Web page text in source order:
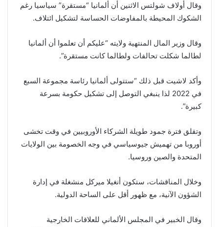
وقال أولاف شولتس الاثنين أن ألمانيا “مستقرة” سياسيا رغم
الشكوك المحيطة بالمفاوضات الحساسة لتشكيل ائتلاف.
وقال وزير المال المنتهية ولايته “عليكم أن تعلموا أن ألمانيا
لطالما شكلت تحالفات ولطالما كانت مستقرة”.
وأكد لاشيت قبل ذلك “ستتولى ألمانيا رئاسة مجموعة السبع
في 2022 لذا ينبغي التوصل إلى تشكيل حكومة بسرعة
كبيرة”.
وتقلق فترة جمود طويلة الشركاء الأوروبيين في وقت تخشى
أوروبا من تهميش جيوسياسي في وجه الخصومة بين الولايات
المتحدة والصين وروسيا.
وخلال المناقشات، ستكون أنغيلا ميركل منشغلة في إدارة
الشؤون الآنية، مع ظهور أقل على الساحة الدولية.
وقال الخبير في المجلس الألماني للعلاقات الخارجية